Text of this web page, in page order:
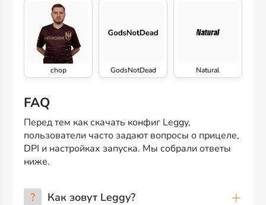
chop GodsNotDead Natural
FAQ
Перед тем как скачать конфиг Leggy,
пользователи часто задают вопросы о прицеле,
DPI и настройках запуска. Мы собрали ответы
ниже.
? Как зовут Leggy?